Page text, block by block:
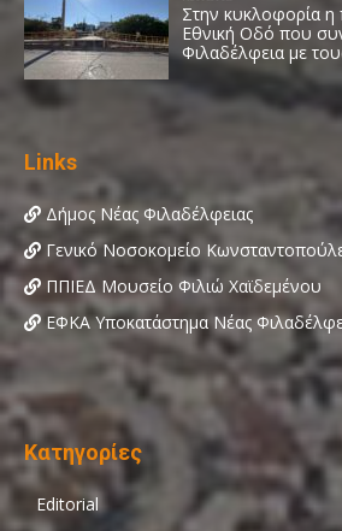
Links
Δήμος Νέας Φιλαδέλφειας
Γενικό Νοσοκομείο
ΠΠΙΕΔ Μουσείο Φιλιώ Χαϊδεμένου
ΕΦΚΑ Υποκατάστημα Νέας
Κατηγορίες
Editorial